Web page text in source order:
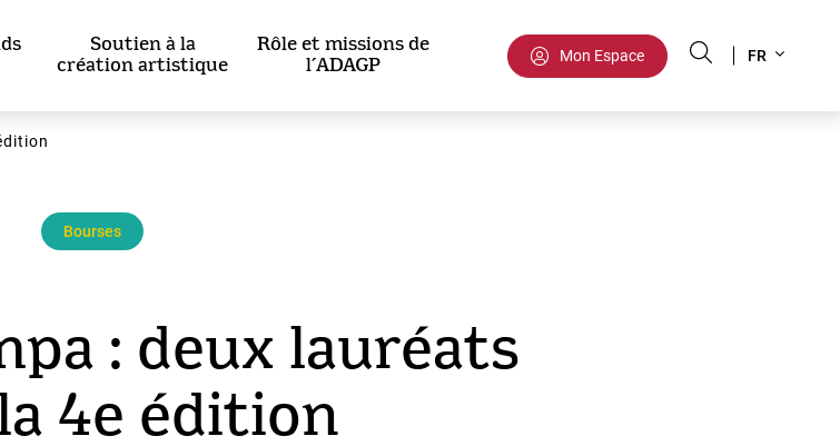
Soutien à la
création artistique
Rôle et missions de
l’ADAGP
Mon Espace
your
FR
Bourses
: deux lauréats
4e édition